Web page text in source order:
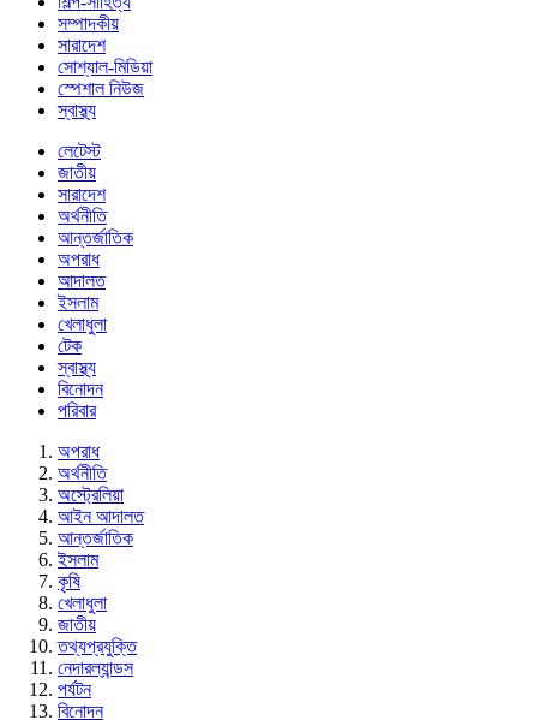
সম্পাদকীয়
সারাদেশ
সোশ্যাল-মিডিয়া
স্পেশাল নিউজ
স্বাস্থ্য
লেটেস্ট
জাতীয়
সারাদেশ
অর্থনীতি
আন্তর্জাতিক
অপরাধ
আদালত
ইসলাম
খেলাধুলা
টেক
স্বাস্থ্য
বিনোদন
পরিবার
অপরাধ
অর্থনীতি
অস্ট্রেলিয়া
আইন আদালত
আন্তর্জাতিক
ইসলাম
কৃষি
খেলাধুলা
জাতীয়
তথ্যপ্রযুক্তি
নেদারল্যান্ডস
পর্যটন
বিনোদন